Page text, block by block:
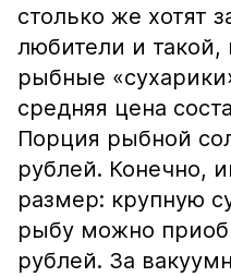
столько же хотят
любители и такой,
рыбные
средняя цена
Порция рыбной
рублей. Конечно,
размер: крупную
рыбу можно
рублей. За